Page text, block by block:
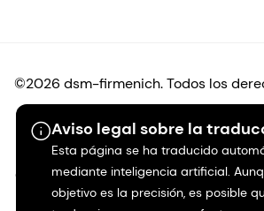
Aviso legal sobre la
Esta página se ha traducido
mediante inteligencia artificial.
objetivo es la precisión, es posible
©2026 dsm-firmenich. Todos los
Protección de datos
Condiciones de uso